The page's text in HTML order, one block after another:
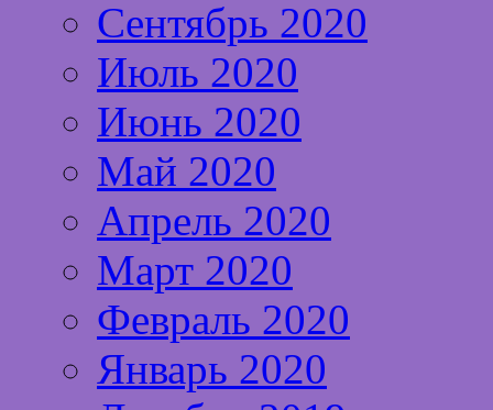
Сентябрь 2020
Июль 2020
Июнь 2020
Май 2020
Апрель 2020
Март 2020
Февраль 2020
Январь 2020